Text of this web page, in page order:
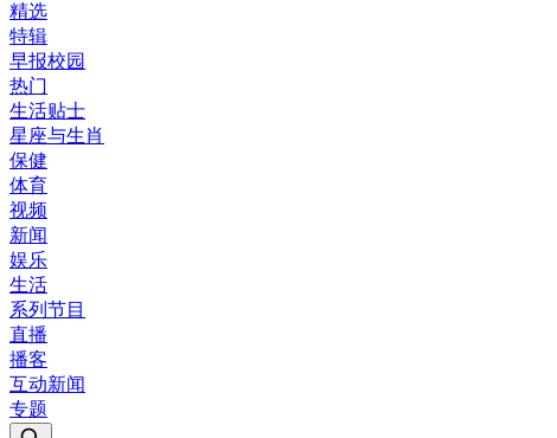
精选
特辑
早报校园
热门
生活贴士
星座与生肖
保健
体育
视频
新闻
娱乐
生活
系列节目
直播
播客
互动新闻
专题